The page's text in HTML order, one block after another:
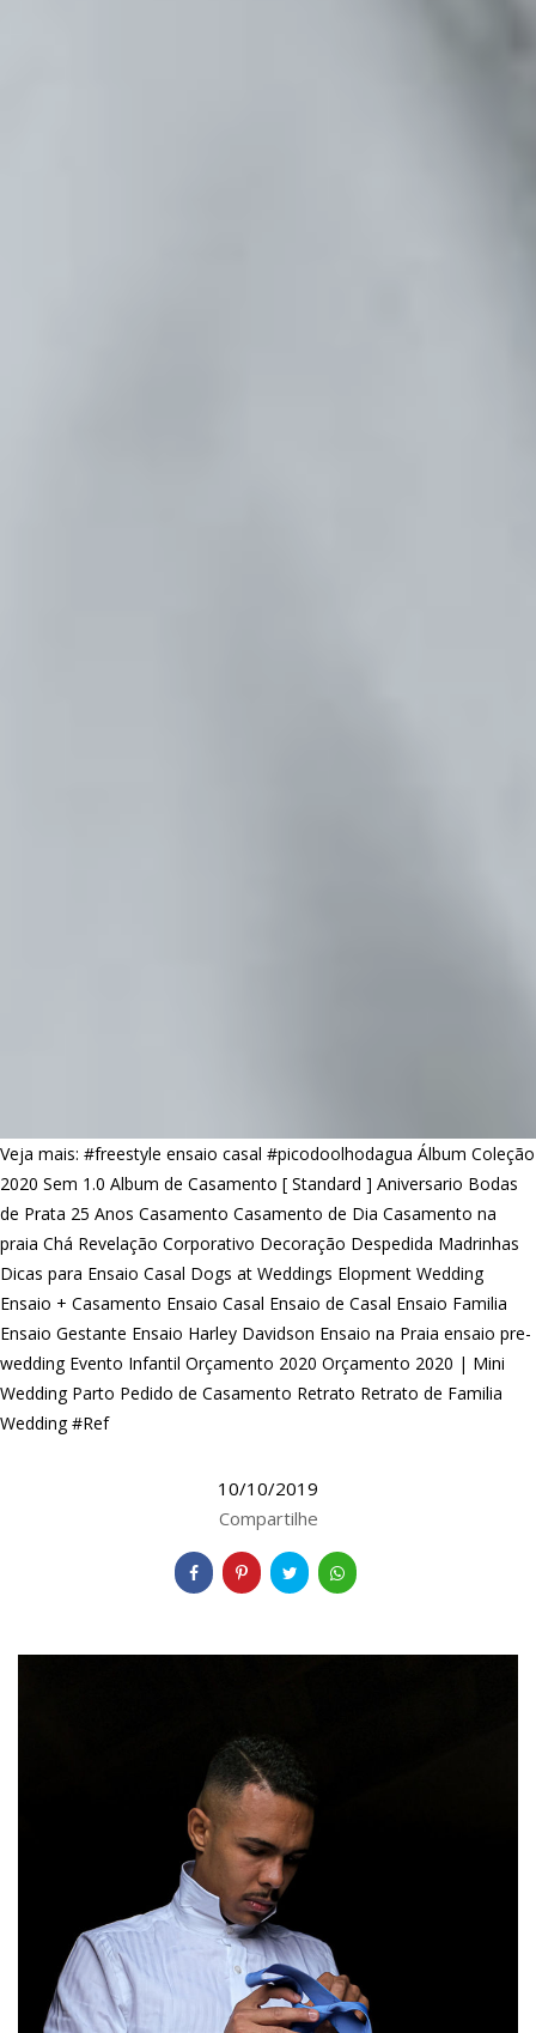
Veja mais: #freestyle ensaio casal #picodoolhodagua Álbum Coleção
2020 Sem 1.0 Album de Casamento [ Standard ] Aniversario Bodas
de Prata 25 Anos Casamento Casamento de Dia Casamento na
praia Chá Revelação Corporativo Decoração Despedida Madrinhas
Dicas para Ensaio Casal Dogs at Weddings Elopment Wedding
Ensaio + Casamento Ensaio Casal Ensaio de Casal Ensaio Familia
Ensaio Gestante Ensaio Harley Davidson Ensaio na Praia ensaio pre-
wedding Evento Infantil Orçamento 2020 Orçamento 2020 | Mini
Wedding Parto Pedido de Casamento Retrato Retrato de Familia
Wedding #Ref
10/10/2019
Compartilhe